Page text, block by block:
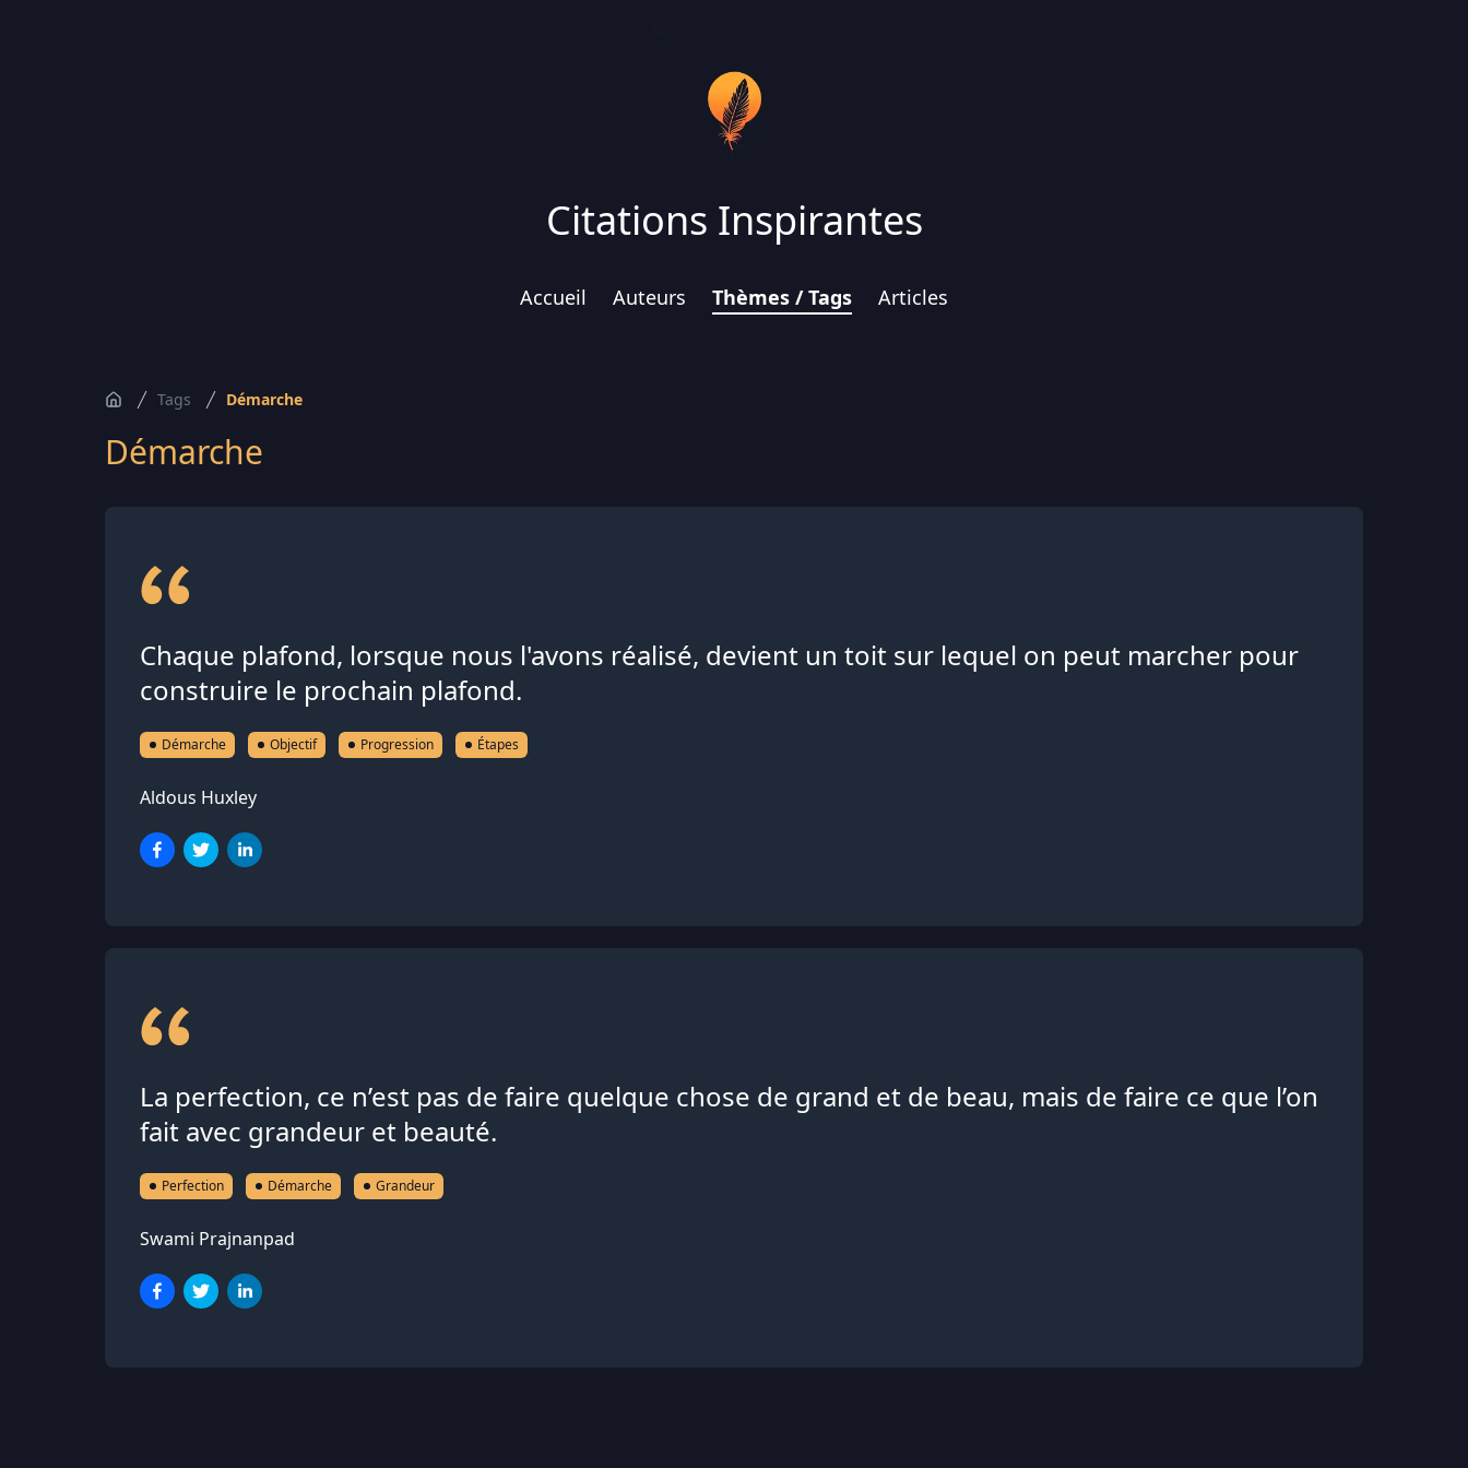
Citations Inspirantes
Accueil Auteurs Thèmes / Tags Articles
Tags Démarche
Démarche
Chaque plafond, lorsque nous l'avons réalisé, devient un toit sur lequel on peut marcher pour
construire le prochain plafond.
Démarche Objectif Progression Étapes
Aldous Huxley
La perfection, ce n’est pas de faire quelque chose de grand et de beau, mais de faire ce que l’on
fait avec grandeur et beauté.
Perfection Démarche Grandeur
Swami Prajnanpad